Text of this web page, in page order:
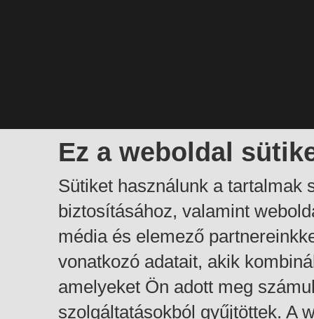
Ez a weboldal
Sütiket használunk a tartalmak
biztosításához, valamint
média és elemező
vonatkozó adatait, akik
amelyeket Ön adott meg
szolgáltatásokból gyűjtöttek. A